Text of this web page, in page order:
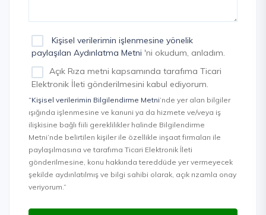
Kişisel verilerimin işlenmesine yönelik
paylaşılan Aydınlatma Metni 'ni okudum, anladım.
Açık Rıza metni kapsamında tarafıma Ticari
Elektronik İleti gönderilmesini kabul ediyorum.
“Kişisel verilerimin Bilgilendirme Metni’nde yer alan bilgiler
ışığında işlenmesine ve kanuni ya da hizmete ve/veya iş
ilişkisine bağlı fiili gereklilikler halinde Bilgilendirme
Metni’nde belirtilen kişiler ile özellikle inşaat firmaları ile
paylaşılmasına ve tarafıma Ticari Elektronik İleti
gönderilmesine, konu hakkında tereddüde yer vermeyecek
şekilde aydınlatılmış ve bilgi sahibi olarak, açık rızamla onay
veriyorum.”